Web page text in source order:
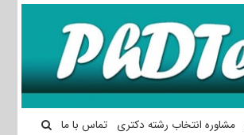
مشاوره انتخاب رشته دکتری تماس با ما